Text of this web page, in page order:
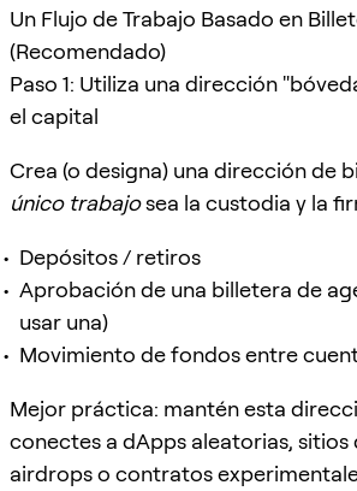
Un Flujo de Trabajo Basado en
(Recomendado)
Paso 1: Utiliza una dirección
el capital
Crea (o designa) una dirección de
único trabajosea la custodia y la
Depósitos / retiros
Aprobación de una billetera de
usar una)
Movimiento de fondos entre
Mejor práctica: mantén esta
conectes a dApps aleatorias, sitios
airdrops o contratos